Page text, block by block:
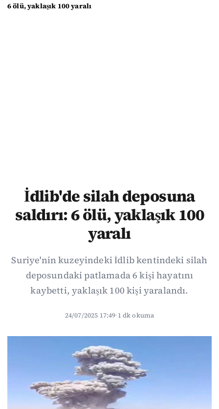
6 ölü, yaklaşık 100 yaralı
İdlib'de silah deposuna
saldırı: 6 ölü, yaklaşık 100
yaralı
Suriye'nin kuzeyindeki İdlib kentindeki silah
deposundaki patlamada 6 kişi hayatını
kaybetti, yaklaşık 100 kişi yaralandı.
24/07/2025 17:49·1 dk okuma